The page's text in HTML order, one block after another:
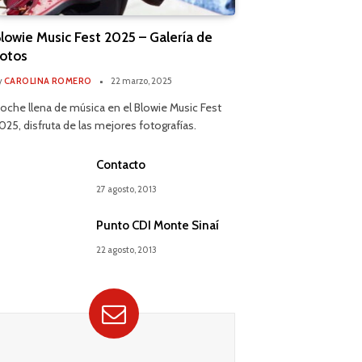
Music Fest 2025 – Galería de
CAROLINA ROMERO 22 marzo, 2025
llena de música en el Blowie Music Fest
disfruta de las mejores fotografías.
Contacto
27 agosto, 2013
Punto CDI Monte Sinaí
22 agosto, 2013